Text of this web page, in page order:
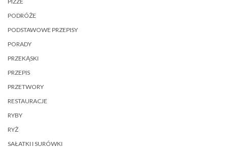
PODRÓŻE
PODSTAWOWE PRZEPISY
PORADY
PRZEKĄSKI
PRZEPIS
PRZETWORY
RESTAURACJE
RYBY
RYŻ
SAŁATKI I SURÓWKI